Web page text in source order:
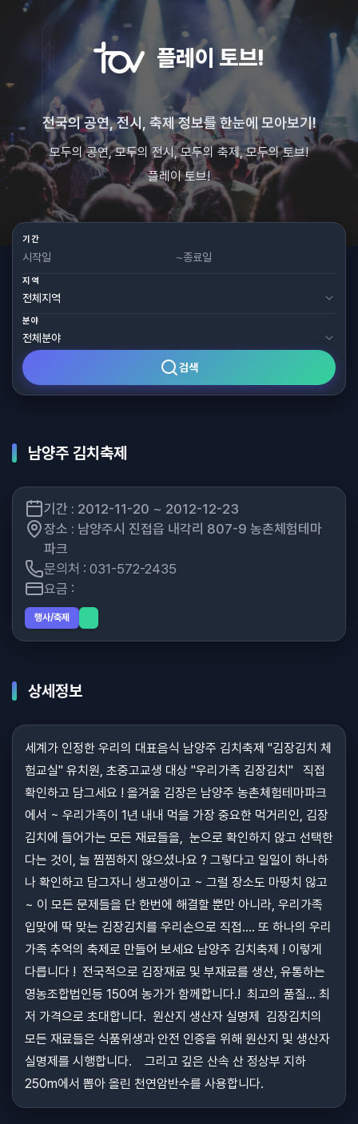
플레이 토브!
전국의 공연, 전시, 축제 정보를 한눈에 모아보기!
모두의 공연, 모두의 전시, 모두의 축제, 모두의 토브!
플레이 토브!
기간
~
지역
분야
검색
남양주 김치축제
기간 : 2012-11-20 ~ 2012-12-23
장소 : 남양주시 진접읍 내각리 807-9 농촌체험테마
파크
문의처 : 031-572-2435
요금 :
행사/축제
상세정보
세계가 인정한 우리의 대표음식 남양주 김치축제 "김장김치 체
험교실" 유치원, 초중고교생 대상 "우리가족 김장김치" 직접
확인하고 담그세요 ! 올겨울 김장은 남양주 농촌체험테마파크
에서 ~ 우리가족이 1년 내내 먹을 가장 중요한 먹거리인, 김장
김치에 들어가는 모든 재료들을, 눈으로 확인하지 않고 선택한
다는 것이, 늘 찜찜하지 않으셨나요 ? 그렇다고 일일이 하나하
나 확인하고 담그자니 생고생이고 ~ 그럴 장소도 마땅치 않고
~ 이 모든 문제들을 단 한번에 해결할 뿐만 아니라, 우리가족
입맞에 딱 맞는 김장김치를 우리손으로 직접.... 또 하나의 우리
가족 추억의 축제로 만들어 보세요 남양주 김치축제 ! 이렇게
다릅니다 ! 전국적으로 김장재료 및 부재료를 생산, 유통하는
영농조합법인등 150여 농가가 함께합니다.! 최고의 품질... 최
저 가격으로 초대합니다. 원산지 생산자 실명제 김장김치의
모든 재료들은 식품위생과 안전 인증을 위해 원산지 및 생산자
실명제를 시행합니다. 그리고 깊은 산속 산 정상부 지하
250m에서 뽑아 올린 천연암반수를 사용합니다.